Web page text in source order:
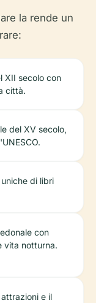
la rende un
XII secolo con
città.
del XV secolo,
di libri
con
vita notturna.
e il